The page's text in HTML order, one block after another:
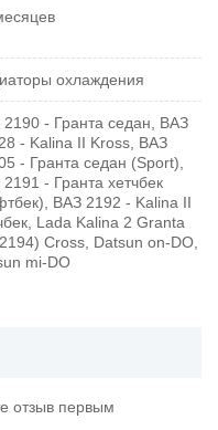
охлаждения
- Гранта седан, ВАЗ
- Kalina II Kross, ВАЗ
- Гранта седан (Sport),
- Гранта хетчбек
ВАЗ 2192 - Kalina II
Lada Kalina 2 Granta
Cross, Datsun on-DO,
mi-DO
отзыв первым